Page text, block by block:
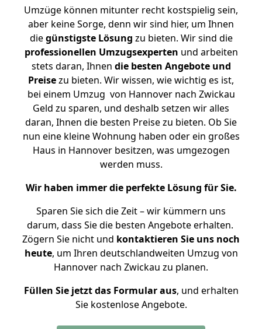
Umzüge können mitunter recht kostspielig sein,
aber keine Sorge, denn wir sind hier, um Ihnen
diegünstigste Lösung zu bieten. Wir sind die
professionellen Umzugsexperten und arbeiten
stets daran, Ihnen die besten Angebote und
Preisezu bieten. Wir wissen, wie wichtig es ist,
bei einem Umzug von Hannover nach Zwickau
Geld zu sparen, und deshalb setzen wir alles
daran, Ihnen die besten Preise zu bieten. Ob Sie
nun eine kleine Wohnung haben oder ein großes
Haus in Hannover besitzen, was umgezogen
werden muss.
Wir haben immer die perfekte Lösung für Sie.
Sparen Sie sich die Zeit – wir kümmern uns
darum, dass Sie die besten Angebote erhalten.
Zögern Sie nicht und kontaktieren Sie uns noch
heute, um Ihren deutschlandweiten Umzug von
Hannover nach Zwickau zu planen.
Füllen Sie jetzt das Formular aus, und erhalten
Sie kostenlose Angebote.